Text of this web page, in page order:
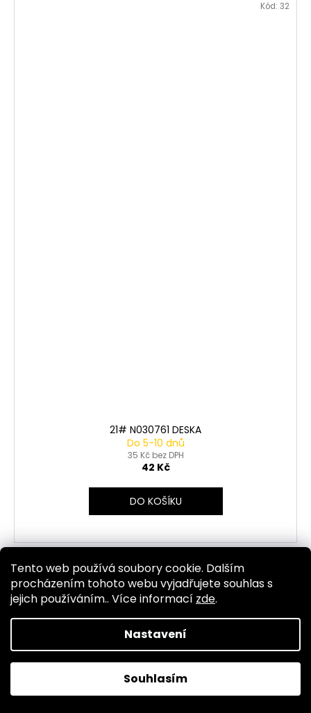
Tento web používá soubory cookie. Dalším
procházením tohoto webu vyjadřujete souhlas s
jejich používáním.. Více informací zde.
Nastavení
Souhlasím
21# N030761 DESKA
Do 5-10 dnů
35 Kč bez DPH
42 Kč
DO KOŠÍKU
Kód: 32